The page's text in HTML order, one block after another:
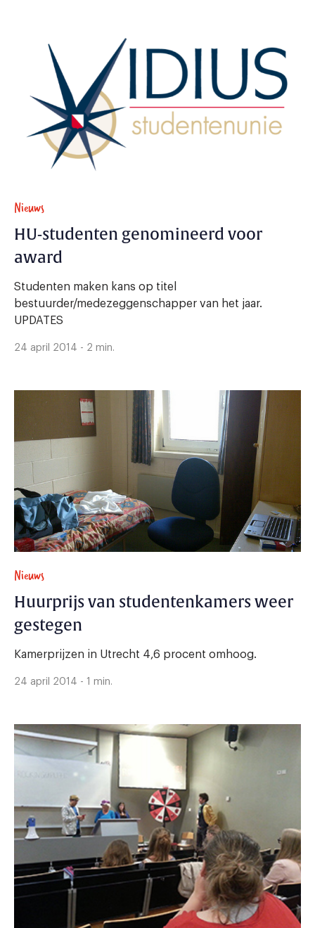
Nieuws
HU-studenten genomineerd voor
award
Studenten maken kans op titel
bestuurder/medezeggenschapper van het jaar.
UPDATES
24 april 2014 - 2 min.
Nieuws
Huurprijs van studentenkamers weer
gestegen
Kamerprijzen in Utrecht 4,6 procent omhoog.
24 april 2014 - 1 min.